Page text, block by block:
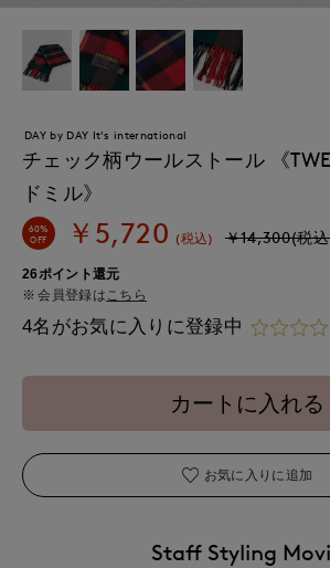
DAY by DAY It's international
チェック柄ウールストール 《
ドミル》
60%
OFF ￥5,720 (税込) ￥14,300(税
26ポイント還元
会員登録は こちら
4名がお気に入りに登録中
カートに入れる
お気に入りに追加
Staff Styling